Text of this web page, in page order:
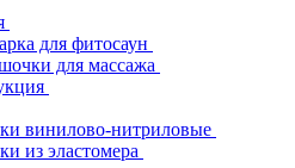
для фитосаун
для массажа
винилово-нитриловые
из эластомера